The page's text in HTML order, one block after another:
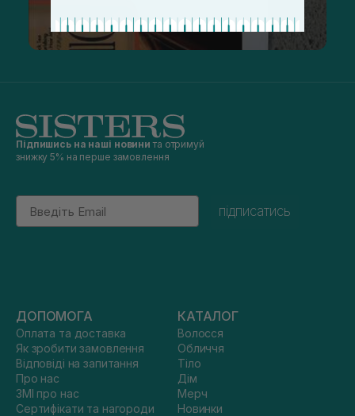
Підпишись на наші новини та отримуй
знижку 5% на перше замовлення
Email
підписатись
ДОПОМОГА
Оплата та доставка
Як зробити замовлення
Відповіді на запитання
Про нас
ЗМІ про нас
Сертифікати та нагороди
КАТАЛОГ
Волосся
Обличчя
Тіло
Дім
Мерч
Новинки